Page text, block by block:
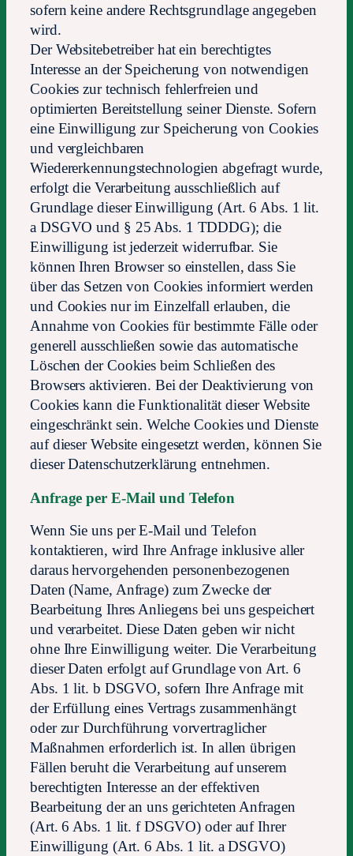
sofern keine andere Rechtsgrundlage angegeben
wird.
Der Websitebetreiber hat ein berechtigtes
Interesse an der Speicherung von notwendigen
Cookies zur technisch fehlerfreien und
optimierten Bereitstellung seiner Dienste. Sofern
eine Einwilligung zur Speicherung von Cookies
und vergleichbaren
Wiedererkennungstechnologien abgefragt wurde,
erfolgt die Verarbeitung ausschließlich auf
Grundlage dieser Einwilligung (Art. 6 Abs. 1 lit.
a DSGVO und § 25 Abs. 1 TDDDG); die
Einwilligung ist jederzeit widerrufbar. Sie
können Ihren Browser so einstellen, dass Sie
über das Setzen von Cookies informiert werden
und Cookies nur im Einzelfall erlauben, die
Annahme von Cookies für bestimmte Fälle oder
generell ausschließen sowie das automatische
Löschen der Cookies beim Schließen des
Browsers aktivieren. Bei der Deaktivierung von
Cookies kann die Funktionalität dieser Website
eingeschränkt sein. Welche Cookies und Dienste
auf dieser Website eingesetzt werden, können Sie
dieser Datenschutzerklärung entnehmen.
Anfrage per E-Mail und Telefon
Wenn Sie uns per E-Mail und Telefon
kontaktieren, wird Ihre Anfrage inklusive aller
daraus hervorgehenden personenbezogenen
Daten (Name, Anfrage) zum Zwecke der
Bearbeitung Ihres Anliegens bei uns gespeichert
und verarbeitet. Diese Daten geben wir nicht
ohne Ihre Einwilligung weiter. Die Verarbeitung
dieser Daten erfolgt auf Grundlage von Art. 6
Abs. 1 lit. b DSGVO, sofern Ihre Anfrage mit
der Erfüllung eines Vertrags zusammenhängt
oder zur Durchführung vorvertraglicher
Maßnahmen erforderlich ist. In allen übrigen
Fällen beruht die Verarbeitung auf unserem
berechtigten Interesse an der effektiven
Bearbeitung der an uns gerichteten Anfragen
(Art. 6 Abs. 1 lit. f DSGVO) oder auf Ihrer
Einwilligung (Art. 6 Abs. 1 lit. a DSGVO)